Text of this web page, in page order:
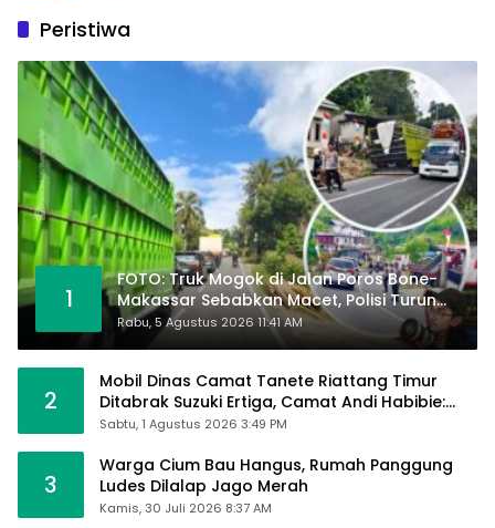
Peristiwa
1
FOTO: Truk Mogok di Jalan Poros Bone-
Makassar Sebabkan Macet, Polisi Turun
Tangan
Rabu, 5 Agustus 2026 11:41 AM
2
Mobil Dinas Camat Tanete Riattang Timur
Ditabrak Suzuki Ertiga, Camat Andi Habibie:
Alhamdulillah Saya Baik-Baik Saja
Sabtu, 1 Agustus 2026 3:49 PM
3
Warga Cium Bau Hangus, Rumah Panggung
Ludes Dilalap Jago Merah
Kamis, 30 Juli 2026 8:37 AM